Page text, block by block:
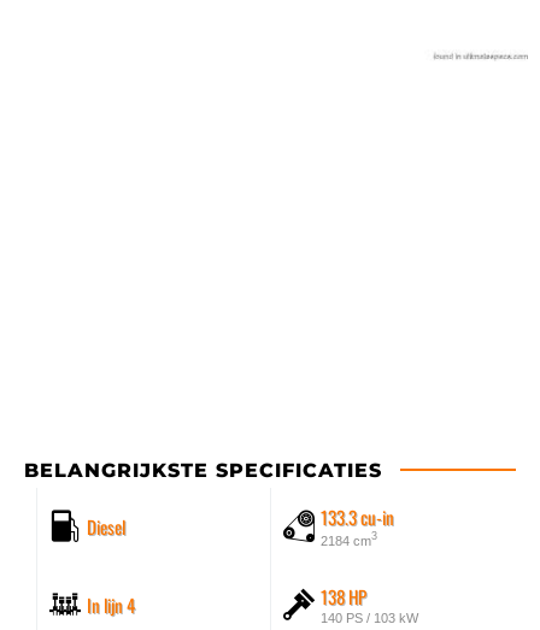
BELANGRIJKSTE SPECIFICATIES
Diesel 133.3 cu-in
2184 cm3
In lijn 4 138 HP
140 PS / 103 kW